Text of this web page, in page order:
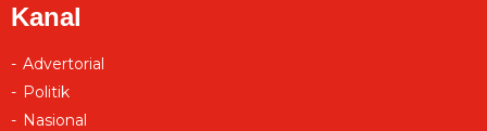
Kanal
Advertorial
Politik
Nasional